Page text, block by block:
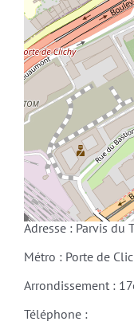
Adresse : Parvis du
Métro : Porte de
Arrondissement :
Téléphone :